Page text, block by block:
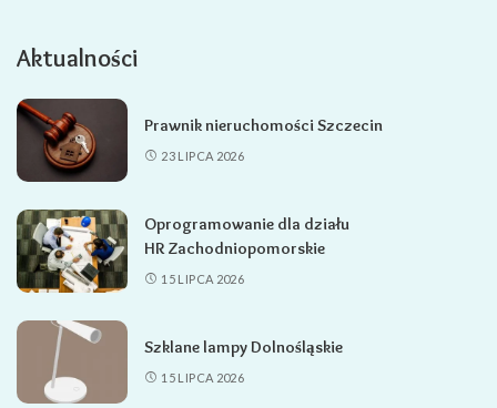
Aktualności
Prawnik nieruchomości Szczecin
23 LIPCA 2026
Oprogramowanie dla działu
HR Zachodniopomorskie
15 LIPCA 2026
Szklane lampy Dolnośląskie
15 LIPCA 2026